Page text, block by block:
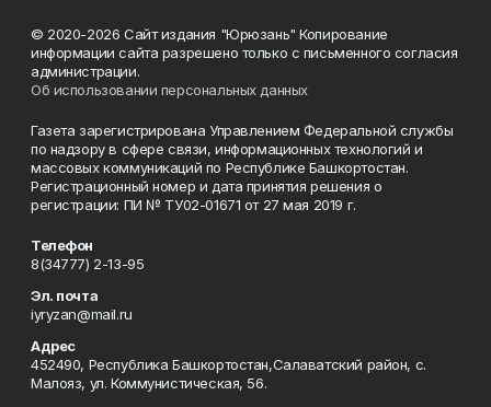
© 2020-2026 Сайт издания "Юрюзань" Копирование
информации сайта разрешено только с письменного согласия
администрации.
Об использовании персональных данных
Газета зарегистрирована Управлением Федеральной службы
по надзору в сфере связи, информационных технологий и
массовых коммуникаций по Республике Башкортостан.
Регистрационный номер и дата принятия решения о
регистрации: ПИ № ТУ02-01671 от 27 мая 2019 г.
Телефон
8(34777) 2-13-95
Эл. почта
iyryzan@mail.ru
Адрес
452490, Республика Башкортостан,Салаватский район, с.
Малояз, ул. Коммунистическая, 56.